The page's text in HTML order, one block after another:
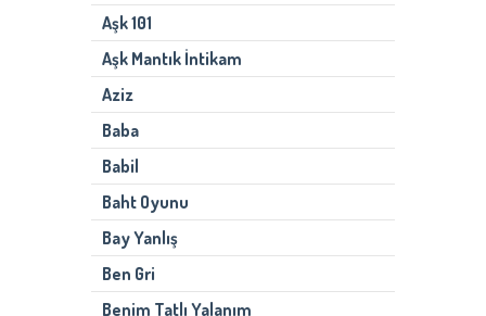
Aşk 101
Aşk Mantık İntikam
Aziz
Baba
Babil
Baht Oyunu
Bay Yanlış
Ben Gri
Benim Tatlı Yalanım